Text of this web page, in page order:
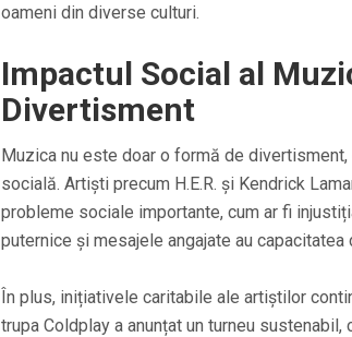
oameni din diverse culturi.
Impactul Social al
Divertisment
Muzica nu este doar o formă de
socială. Artiști precum H.E.R. și Kendrick
probleme sociale importante, cum ar fi
puternice și mesajele angajate au
În plus, inițiativele caritabile ale artiștilor
trupa Coldplay a anunțat un turneu